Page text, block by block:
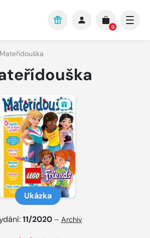
0
Mateřídouška
Ukázka
11/2020 – Archiv